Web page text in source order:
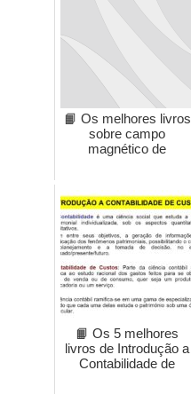
📙 Os melhores livros
sobre campo
magnético de
📙 Os 5 melhores
livros de Introdução a
Contabilidade de